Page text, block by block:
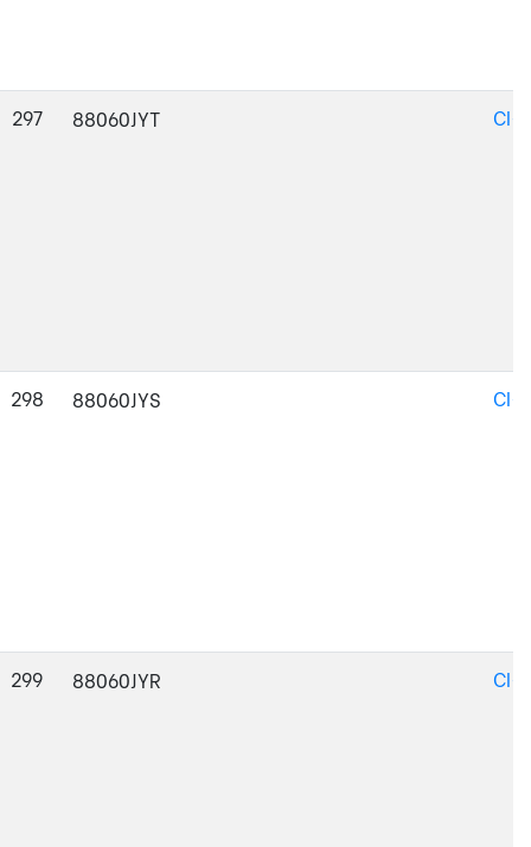
297 88060JYT CI-
298 88060JYS CI-
299 88060JYR CI-